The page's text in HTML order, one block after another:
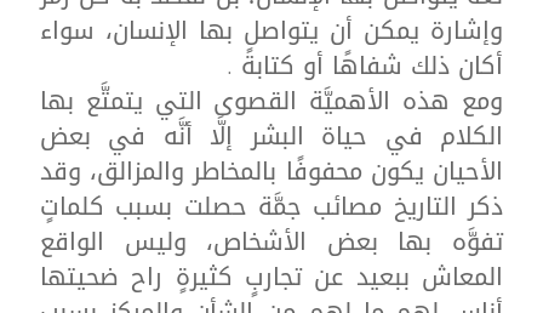
وإشارة يمكن أن يتواصل بها الإنسان، سواء
أكان ذلك شفاهًا أو كتابةً .
ومع هذه الأهميَّة القصوى التي يتمتَّع بها
الكلام في حياة البشر إلَّا أنَّه في بعض
الأحيان يكون محفوفًا بالمخاطر والمزالق، وقد
ذكر التاريخ مصائب جمَّة حصلت بسبب كلماتٍ
تفوَّه بها بعض الأشخاص، وليس الواقع
المعاش ببعيد عن تجاربٍ كثيرةٍ راح ضحيتها